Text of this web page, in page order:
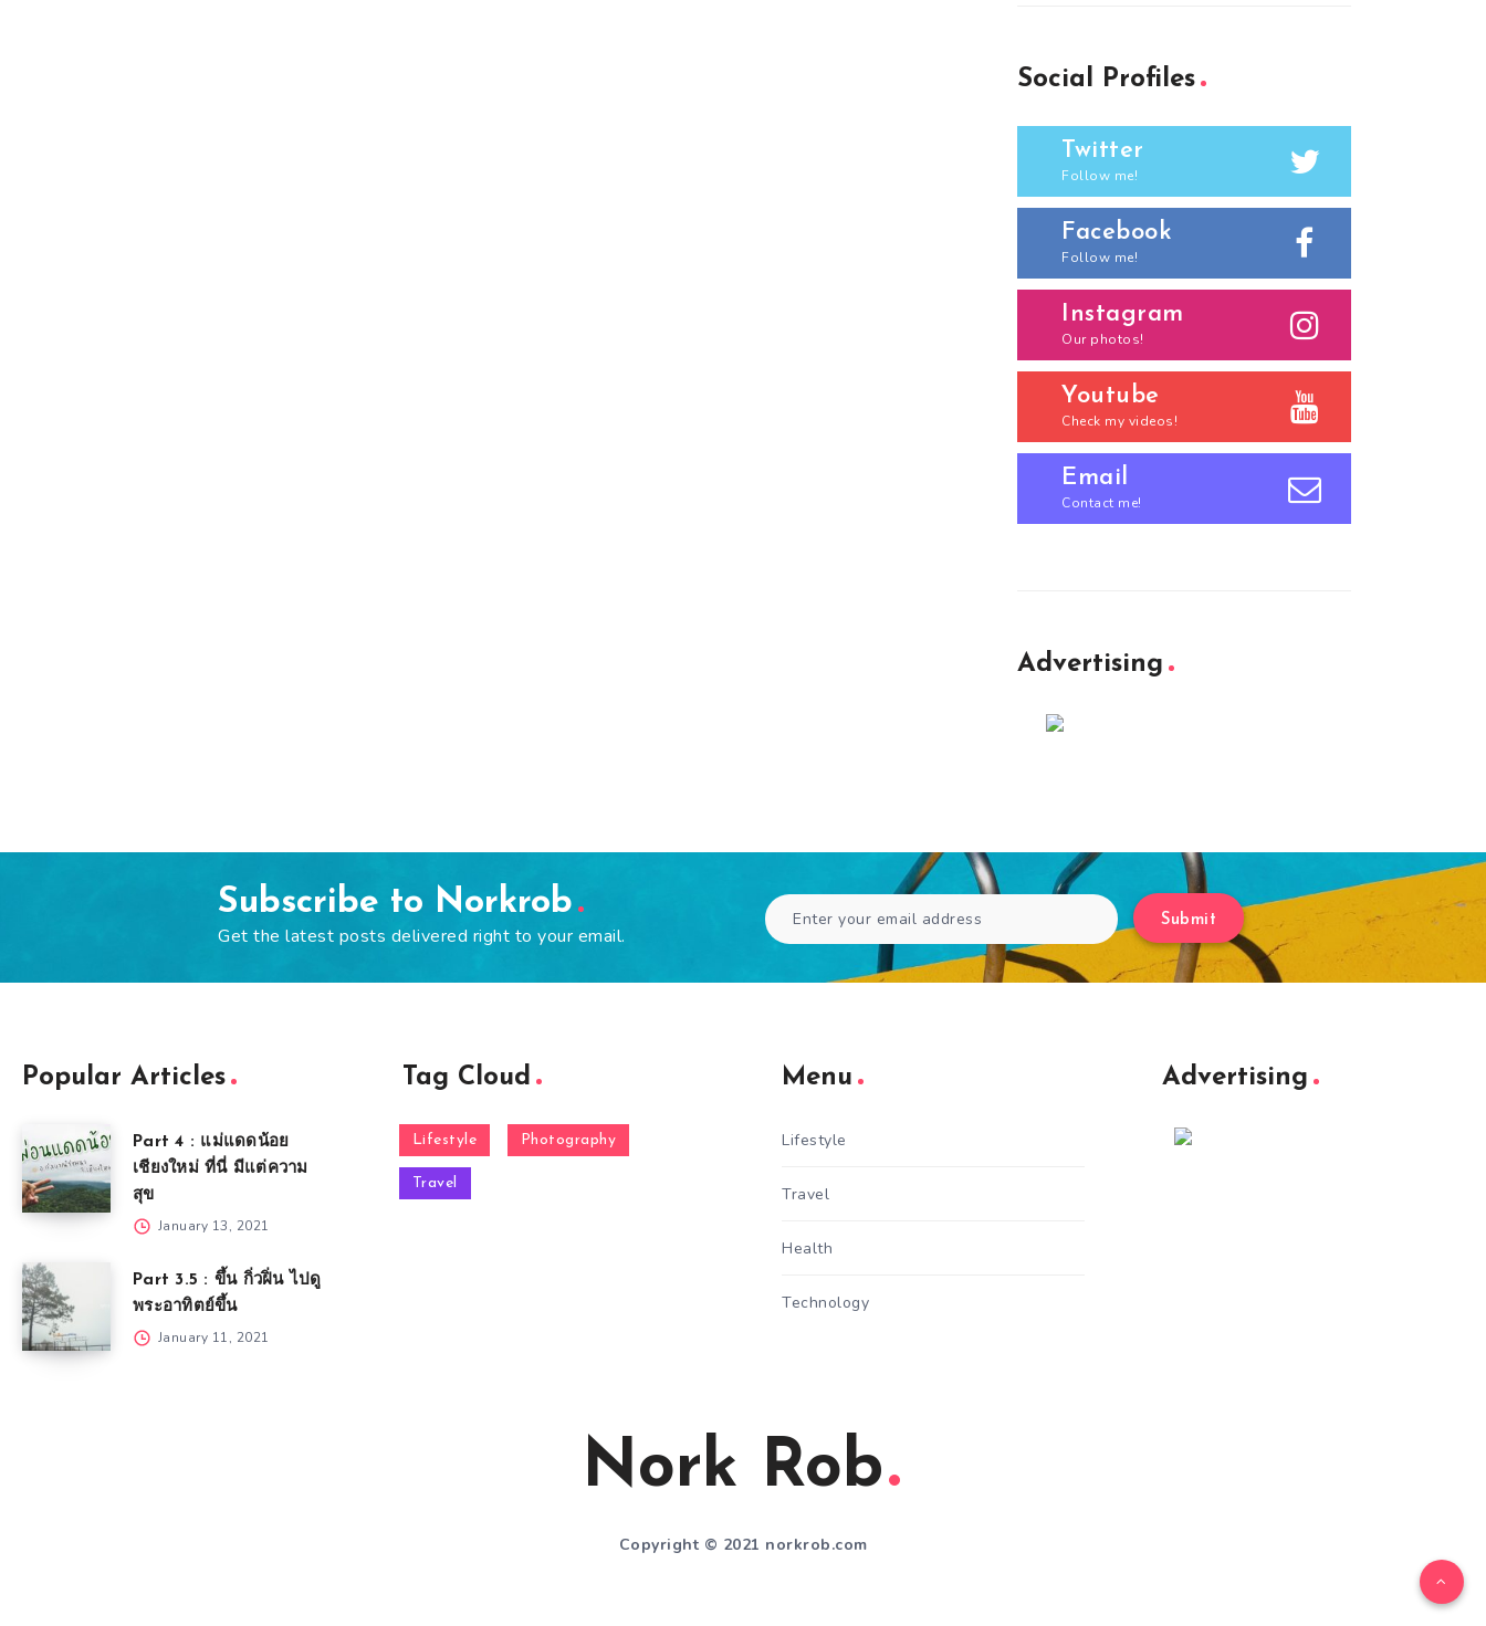
Social Profiles
Twitter
Follow me!
Facebook
Follow me!
Instagram
Our photos!
Youtube
Check my videos!
Email
Contact me!
Advertising
Subscribe to Norkrob
Get the latest posts delivered right to your email.
Submit
Popular Articles
Part 4 : แม่แดดน้อย
เชียงใหม่ ที่นี่ มีแต่ความ
สุข
January 13, 2021
Part 3.5 : ขึ้น กิ่วฝิ่น ไปดู
พระอาทิตย์ขึ้น
January 11, 2021
Tag Cloud
Lifestyle Photography
Travel
Menu
Lifestyle
Travel
Health
Technology
Advertising
Nork Rob
Copyright © 2021 norkrob.com